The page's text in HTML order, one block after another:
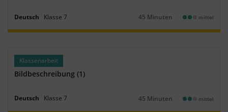
Deutsch Klasse 7
Dauer:
45 Minuten mittel
Klassenarbeit
Bildbeschreibung (1)
Deutsch Klasse 7
Dauer:
45 Minuten mittel